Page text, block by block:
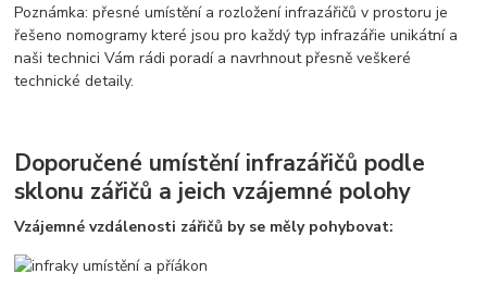
Poznámka: přesné umístění a rozložení infrazářičů v prostoru je
řešeno nomogramy které jsou pro každý typ infrazářie unikátní a
naši technici Vám rádi poradí a navrhnout přesně veškeré
technické detaily.
Doporučené umístění infrazářičů podle
sklonu zářičů a jeich vzájemné polohy
Vzájemné vzdálenosti zářičů by se měly pohybovat: